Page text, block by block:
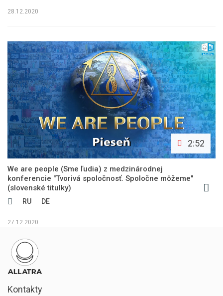
28.12.2020
2:52
We are people (Sme ľudia) z medzinárodnej
konferencie "Tvorivá spoločnosť. Spoločne môžeme"
(slovenské titulky)
RU DE
27.12.2020
Kontakty